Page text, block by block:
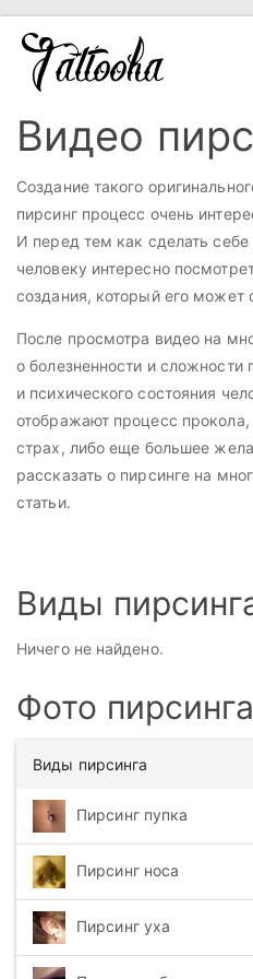
Видео
Создание такого
пирсинг процесс очень
И перед тем как сделать
человеку интересно
создания, который его
После просмотра видео на
о болезненности и сложности
и психического состояния
отображают процесс
страх, либо еще большее
рассказать о пирсинге на
статьи.
Виды
Ничего не найдено.
Фото пирсинга
Виды пирсинга
Пирсинг пупка
Пирсинг носа
Пирсинг уха